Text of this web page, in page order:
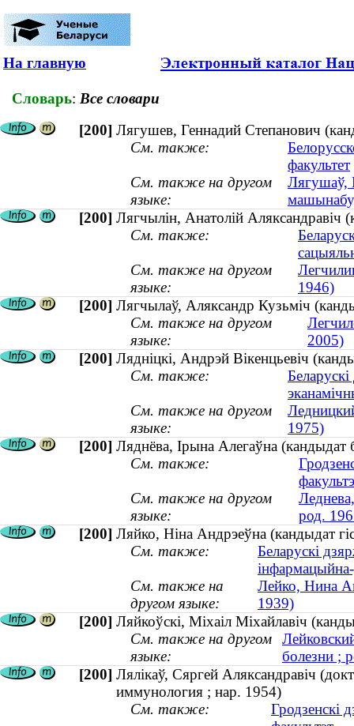
На главную
Словарь: Все словари
[200] Лягушев, Геннадий Степанович
См. также:
факультет
См. также на другом
языке:
Лягушаў,
[200] Лягчылін, Анатолій Аляксандравіч
См. также:
См. также на другом
языке:
1946)
[200] Лягчылаў, Аляксандр Кузьміч
См. также на другом
языке:
2005)
[200] Лядніцкі, Андрэй Вікенцьевіч
См. также:
См. также на другом
языке:
1975)
[200] Ляднёва, Ірына Алегаўна (кандыдат
См. также:
См. также на другом
языке:
род.
[200] Ляйко, Ніна Андрэеўна (кандыдат
См. также:
Беларускі
См. также на
другом языке:
Лейко, Нина
1939)
[200] Ляйкоўскі, Міхаіл Міхайлавіч
См. также на другом
языке:
болезни ;
[200] Лялікаў, Сяргей Аляксандравіч
иммунология ; нар. 1954)
См. также:
Гродзенскі